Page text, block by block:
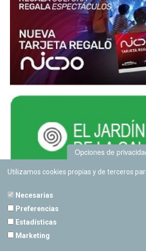
Opciones de
Utilizamos cookies propias y de terceros
Necesarias
Preferencias
Estadísticas
Marketing